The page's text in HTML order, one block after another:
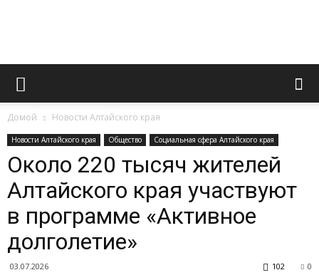
Официальный
газеты
Домой Новости Алтайского края
Новости Алтайского края Общество Социальная сфера Алтайского края
Около 220 тысяч жителей
Алтайского края участвуют
в программе «Активное
долголетие»
03.07.2026 0
102